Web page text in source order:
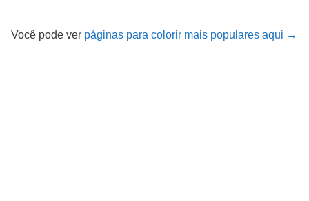
Você pode ver páginas para colorir mais populares aqui →